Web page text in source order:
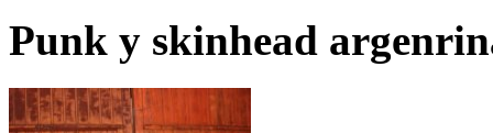
Punk y skinhead